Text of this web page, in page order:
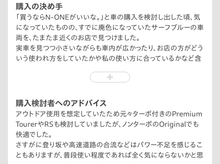
購入の決め手
「買うならN-ONEがいいな。」と車の購入を検討し出した頃、気
になっていたものの、すでに廃色になっていたサーフブルーの車
両を、たまたま近くのお店で見つけました。
実車を見つつ小さいながらも車内が広かったり、お店の方がどう
いう使われ方をしていたかや私の使い方に合っているかなど含
が、愛嬌のある顔に似合っていて気に入っています！
購入検討者へのアドバイス
アウトドア使用を想定していたため元々ターボ付きのPremium
TourerやRSも検討していましたが、ノンターボのOriginalでも
快適でした。
さすがに登り坂や高速道路の合流などはパワー不足を感じるこ
ともありますが、普段使い程度であれば全く気にならないかと思